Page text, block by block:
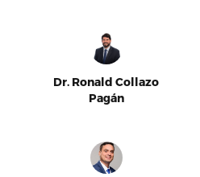
Dr. Ronald Collazo
Pagán